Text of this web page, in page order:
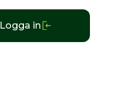
Logga in